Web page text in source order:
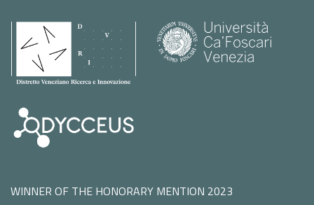
WINNER OF THE HONORARY MENTION 2023